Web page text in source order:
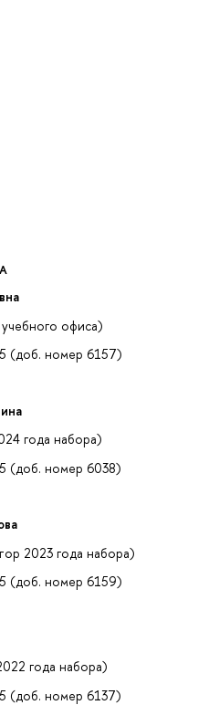
офиса)
(доб. номер 6157)
года набора)
(доб. номер 6038)
2023 года набора)
(доб. номер 6159)
года набора)
(доб. номер 6137)